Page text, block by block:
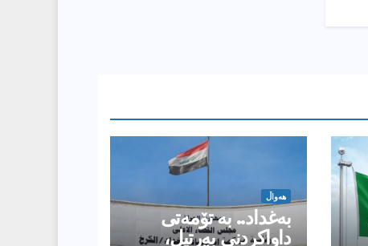
هەواڵ
بەغداد.. بە تۆمەتی
داواكردنی بەرتیل،